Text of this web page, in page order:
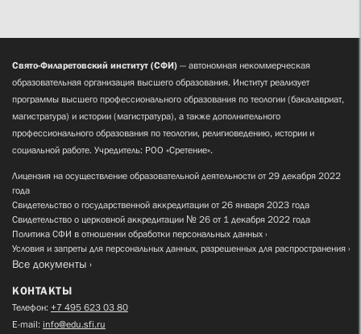
Свято-Филаретовский институт (СФИ) — автономная некоммерческая
образовательная организация высшего образования. Институт реализует
программы высшего профессионального образования по теологии (бакалавриат,
магистратура) и истории (магистратура), а также дополнительного
профессионального образования по теологии, религиоведению, истории и
социальной работе. Учредитель: РОО «Сретение».
Лицензия на осуществление образовательной деятельности от 29 декабря 2022
года
Свидетельство о государственной аккредитации от 26 января 2023 года
Свидетельство о церковной аккредитации № 26 от 1 декабря 2022 года
Политика СФИ в отношении обработки персональных данных
Условия и запреты для персональных данных, разрешенных для распространения
Все документы
КОНТАКТЫ
Телефон: +7 495 623 03 80
E-mail: info@edu.sfi.ru